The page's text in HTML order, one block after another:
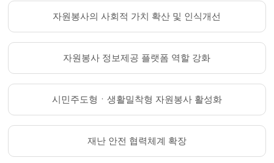
자원봉사의 사회적 가치 확산 및 인식개선
자원봉사 정보제공 플랫폼 역할 강화
시민주도형ㆍ생활밀착형 자원봉사 활성화
재난 안전 협력체계 확장